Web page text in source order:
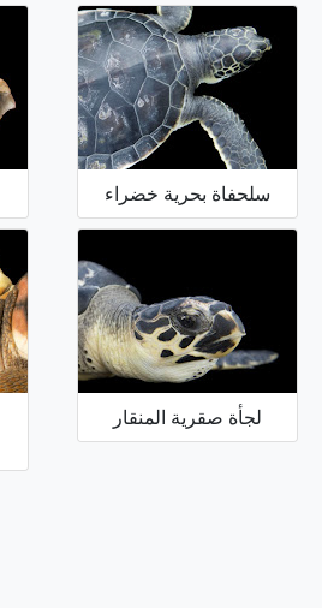
سلحفاة بحرية خضراء
لجأة صقرية المنقار